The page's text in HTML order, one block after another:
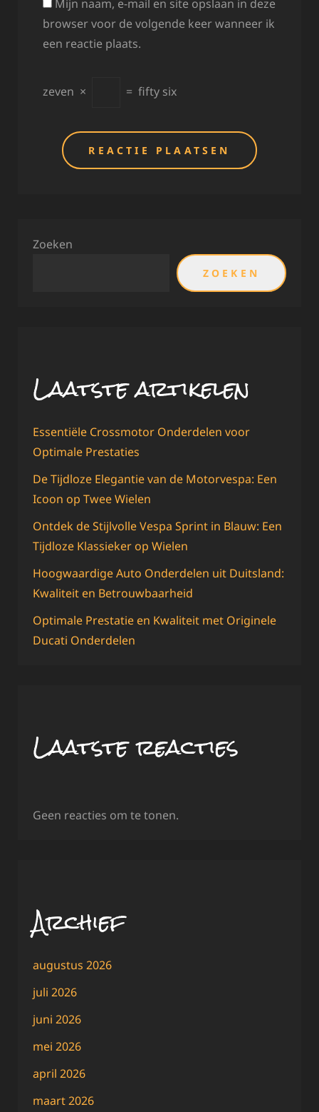
Mijn naam, e-mail en site opslaan in deze
browser voor de volgende keer wanneer ik
een reactie plaats.
zeven × = fifty six
Zoeken
ZOEKEN
Laatste artikelen
Essentiële Crossmotor Onderdelen voor
Optimale Prestaties
De Tijdloze Elegantie van de Motorvespa: Een
Icoon op Twee Wielen
Ontdek de Stijlvolle Vespa Sprint in Blauw: Een
Tijdloze Klassieker op Wielen
Hoogwaardige Auto Onderdelen uit Duitsland:
Kwaliteit en Betrouwbaarheid
Optimale Prestatie en Kwaliteit met Originele
Ducati Onderdelen
Laatste reacties
Geen reacties om te tonen.
Archief
augustus 2026
juli 2026
juni 2026
mei 2026
april 2026
maart 2026